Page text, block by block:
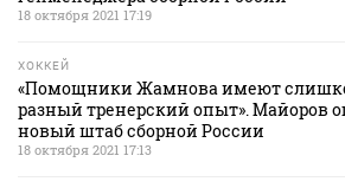
18 октября 2021 17:19
ХОККЕЙ
«Помощники Жамнова имеют
разный тренерский опыт». Майоров
новый штаб сборной России
18 октября 2021 17:13